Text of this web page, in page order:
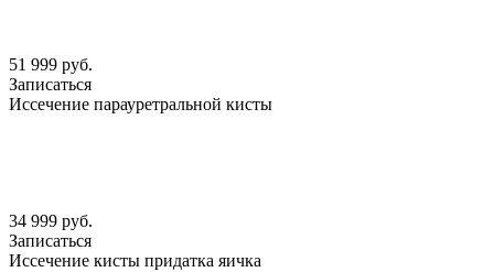
51 999 руб.
Записаться
Иссечение парауретральной кисты
34 999 руб.
Записаться
Иссечение кисты придатка яичка